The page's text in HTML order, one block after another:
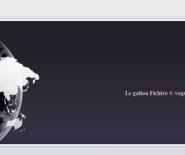
Le galion Fichtre ©